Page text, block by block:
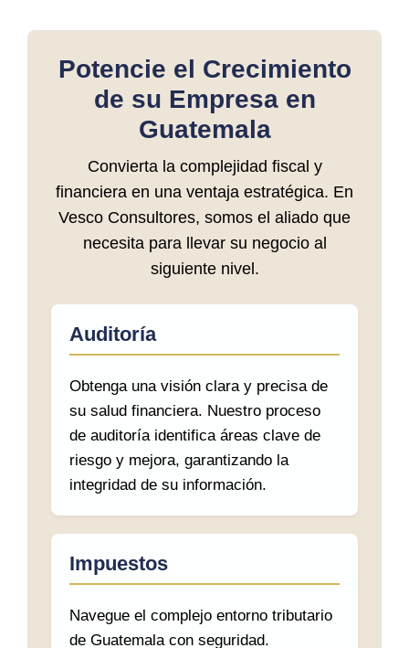
Potencie el Crecimiento
de su Empresa en
Guatemala
Convierta la complejidad fiscal y
financiera en una ventaja estratégica. En
Vesco Consultores, somos el aliado que
necesita para llevar su negocio al
siguiente nivel.
Auditoría
Obtenga una visión clara y precisa de
su salud financiera. Nuestro proceso
de auditoría identifica áreas clave de
riesgo y mejora, garantizando la
integridad de su información.
Impuestos
Navegue el complejo entorno tributario
de Guatemala con seguridad.